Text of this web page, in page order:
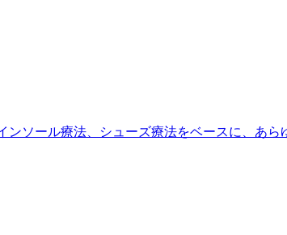
ソール療法、シューズ療法をベースに、あら